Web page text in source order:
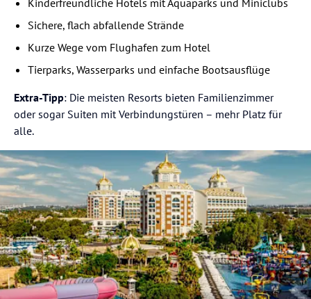
Kinderfreundliche Hotels mit Aquaparks und Miniclubs
Sichere, flach abfallende Strände
Kurze Wege vom Flughafen zum Hotel
Tierparks, Wasserparks und einfache Bootsausflüge
Extra-Tipp: Die meisten Resorts bieten Familienzimmer
oder sogar Suiten mit Verbindungstüren – mehr Platz für
alle.